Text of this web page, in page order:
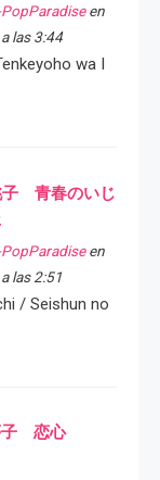
en
las 3:44
wa I
子 青春のいじ
en
las 2:51
/ Seishun no
子 恋心